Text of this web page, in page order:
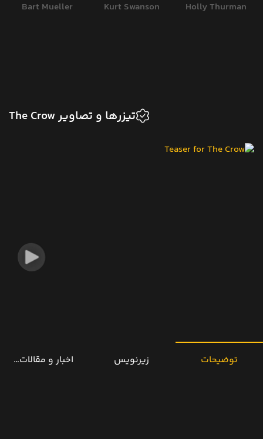
Holly Thurman
Kurt Swanson
Bart Mueller
تیزرها و تصاویر The Crow
توضیحات زیرنویس اخبار و مقالات